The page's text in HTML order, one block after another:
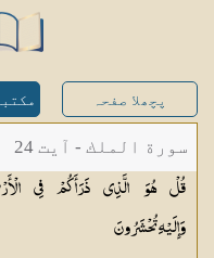
پچھلا صفحہ
سورة الملك - آیت 24
قُلْ هُوَ الَّذِي ذَرَأَكُمْ فِي
وَإِلَيْهِتُحْشَرُونَ